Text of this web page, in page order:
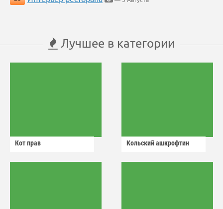
Лучшее в категории
Кот прав Кольский ашкрофтин